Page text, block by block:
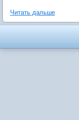
Читать дальше